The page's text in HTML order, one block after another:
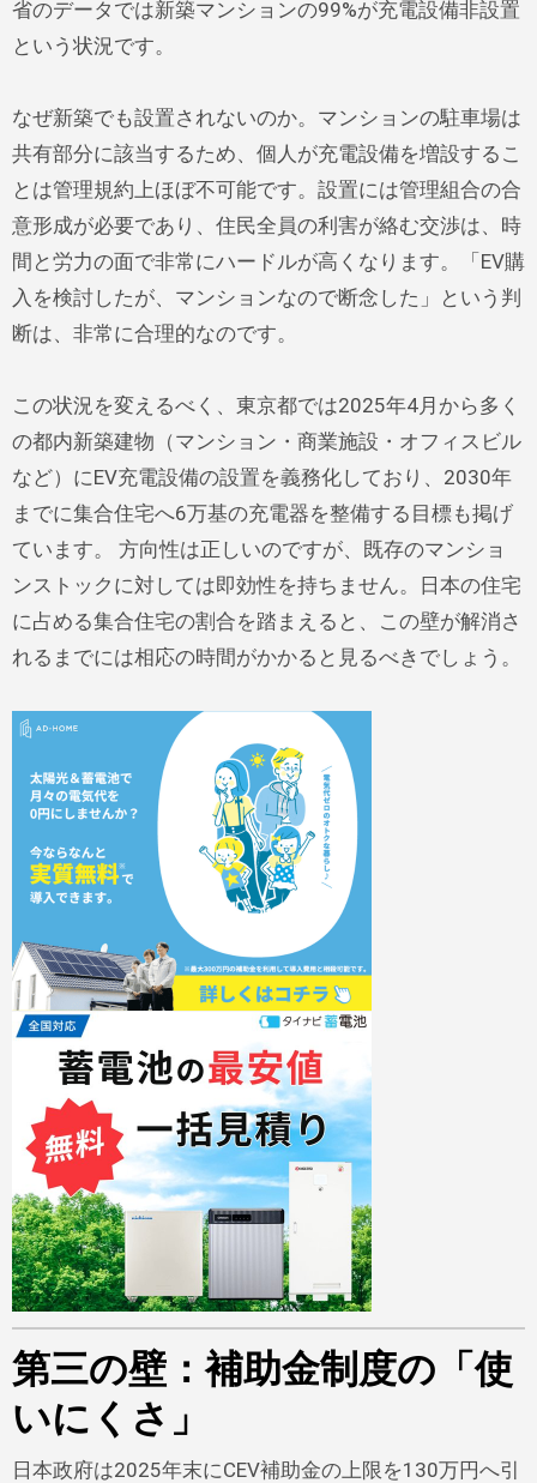
省のデータでは新築マンションの99%が充電設備非設置
という状況です。
なぜ新築でも設置されないのか。マンションの駐車場は
共有部分に該当するため、個人が充電設備を増設するこ
とは管理規約上ほぼ不可能です。設置には管理組合の合
意形成が必要であり、住民全員の利害が絡む交渉は、時
間と労力の面で非常にハードルが高くなります。「EV購
入を検討したが、マンションなので断念した」という判
断は、非常に合理的なのです。
この状況を変えるべく、東京都では2025年4月から多く
の都内新築建物（マンション・商業施設・オフィスビル
など）にEV充電設備の設置を義務化しており、2030年
までに集合住宅へ6万基の充電器を整備する目標も掲げ
ています。 方向性は正しいのですが、既存のマンショ
ンストックに対しては即効性を持ちません。日本の住宅
に占める集合住宅の割合を踏まえると、この壁が解消さ
れるまでには相応の時間がかかると見るべきでしょう。
第三の壁：補助金制度の「使
いにくさ」
日本政府は2025年末にCEV補助金の上限を130万円へ引